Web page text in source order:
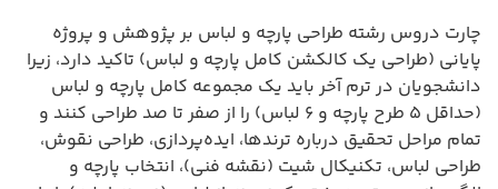
چارت دروس رشته طراحی پارچه و لباس بر پژوهش و پروژه
پایانی (طراحی یک کالکشن کامل پارچه و لباس) تاکید دارد، زیرا
دانشجویان در ترم آخر باید یک مجموعه کامل پارچه و لباس
(حداقل ۵ طرح پارچه و ۶ لباس) را از صفر تا صد طراحی کنند و
تمام مراحل تحقیق درباره ترندها، ایده‌پردازی، طراحی نقوش،
طراحی لباس، تکنیکال شیت (نقشه فنی)، انتخاب پارچه و